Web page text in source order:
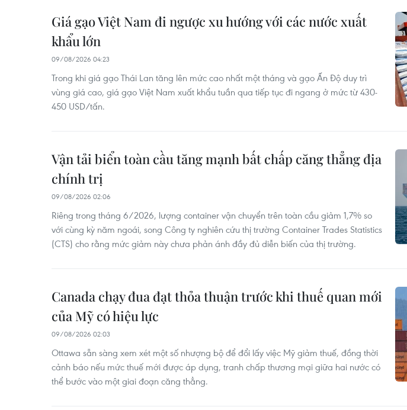
Giá gạo Việt Nam đi ngược xu hướng với các nước xuất
khẩu lớn
09/08/2026 04:23
Trong khi giá gạo Thái Lan tăng lên mức cao nhất một tháng và gạo Ấn Độ duy trì
vùng giá cao, giá gạo Việt Nam xuất khẩu tuần qua tiếp tục đi ngang ở mức từ 430-
450 USD/tấn.
Vận tải biển toàn cầu tăng mạnh bất chấp căng thẳng địa
chính trị
09/08/2026 02:06
Riêng trong tháng 6/2026, lượng container vận chuyển trên toàn cầu giảm 1,7% so
với cùng kỳ năm ngoái, song Công ty nghiên cứu thị trường Container Trades Statistics
(CTS) cho rằng mức giảm này chưa phản ánh đầy đủ diễn biến của thị trường.
Canada chạy đua đạt thỏa thuận trước khi thuế quan mới
của Mỹ có hiệu lực
09/08/2026 02:03
Ottawa sẵn sàng xem xét một số nhượng bộ để đổi lấy việc Mỹ giảm thuế, đồng thời
cảnh báo nếu mức thuế mới được áp dụng, tranh chấp thương mại giữa hai nước có
thể bước vào một giai đoạn căng thẳng.